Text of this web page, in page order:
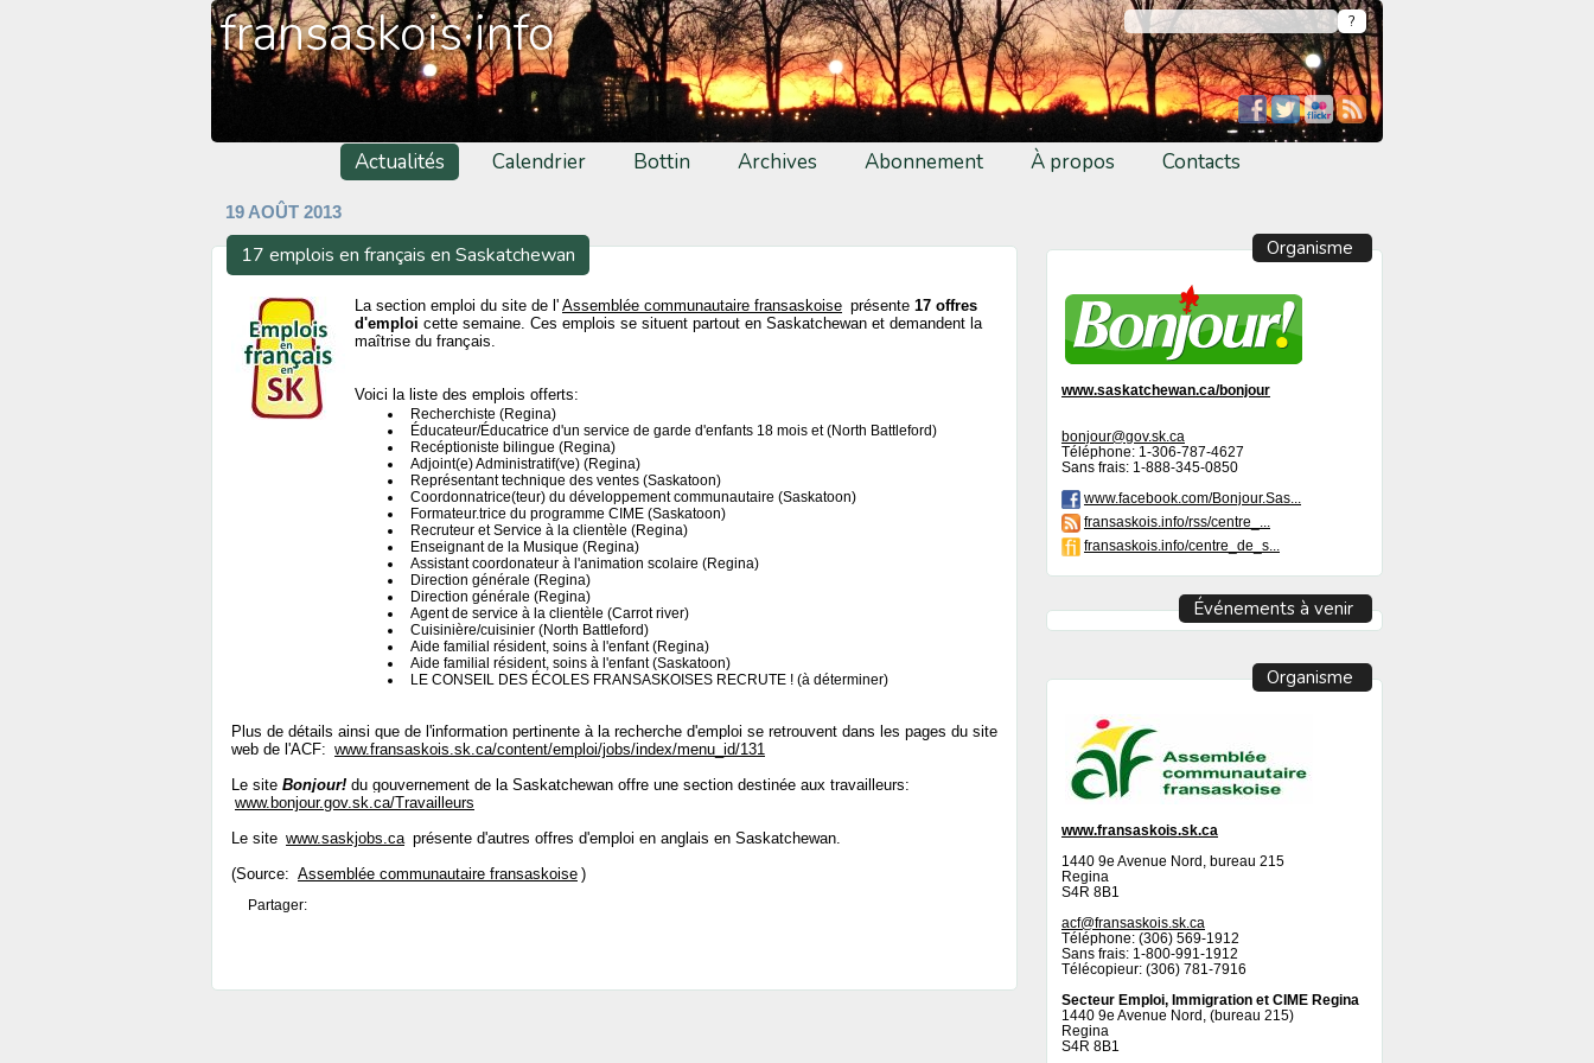
fransaskois·info
Actualités Calendrier Bottin Archives Abonnement À propos Contacts
19 AOÛT 2013
17 emplois en français en Saskatchewan
La section emploi du site de l' Assemblée communautaire fransaskoise présente 17 offres
d'emploi cette semaine. Ces emplois se situent partout en Saskatchewan et demandent la
maîtrise du français.
Voici la liste des emplois offerts:
Recherchiste (Regina)
Éducateur/Éducatrice d'un service de garde d'enfants 18 mois et (North Battleford)
Recéptioniste bilingue (Regina)
Adjoint(e) Administratif(ve) (Regina)
Représentant technique des ventes (Saskatoon)
Coordonnatrice(teur) du développement communautaire (Saskatoon)
Formateur.trice du programme CIME (Saskatoon)
Recruteur et Service à la clientèle (Regina)
Enseignant de la Musique (Regina)
Assistant coordonateur à l'animation scolaire (Regina)
Direction générale (Regina)
Direction générale (Regina)
Agent de service à la clientèle (Carrot river)
Cuisinière/cuisinier (North Battleford)
Aide familial résident, soins à l'enfant (Regina)
Aide familial résident, soins à l'enfant (Saskatoon)
LE CONSEIL DES ÉCOLES FRANSASKOISES RECRUTE ! (à déterminer)
Plus de détails ainsi que de l'information pertinente à la recherche d'emploi se retrouvent dans les pages du site
web de l'ACF: www.fransaskois.sk.ca/content/emploi/jobs/index/menu_id/131
Le site Bonjour! du gouvernement de la Saskatchewan offre une section destinée aux travailleurs:
www.bonjour.gov.sk.ca/Travailleurs
Le site www.saskjobs.ca présente d'autres offres d'emploi en anglais en Saskatchewan.
(Source: Assemblée communautaire fransaskoise )
Partager:
Organisme
www.saskatchewan.ca/bonjour
bonjour@gov.sk.ca
Téléphone: 1-306-787-4627
Sans frais: 1-888-345-0850
www.facebook.com/Bonjour.Sas...
fransaskois.info/rss/centre_...
fransaskois.info/centre_de_s...
Événements à venir
Organisme
www.fransaskois.sk.ca
1440 9e Avenue Nord, bureau 215
Regina
S4R 8B1
acf@fransaskois.sk.ca
Téléphone: (306) 569-1912
Sans frais: 1-800-991-1912
Télécopieur: (306) 781-7916
Secteur Emploi, Immigration et CIME Regina
1440 9e Avenue Nord, (bureau 215)
Regina
S4R 8B1